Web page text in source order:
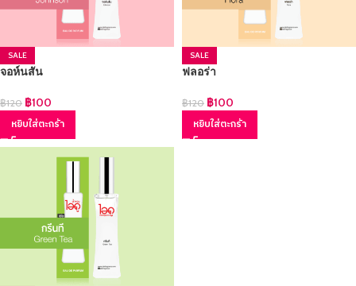
SALE
จอห์นสัน
฿120 ฿100
หยิบใส่ตะกร้า
SALE
ฟลอร่า
฿120 ฿100
หยิบใส่ตะกร้า